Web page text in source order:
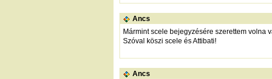
Ancs
Mármint scele bejegyzésére szerettem volna
Szóval köszi scele és Attibati!
Ancs